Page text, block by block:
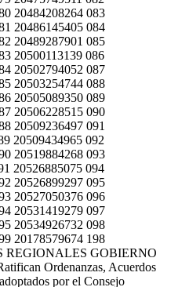
20484208264 083
20486145405 084
20489287901 085
20500113139 086
20502794052 087
20503254744 088
20505089350 089
20506228515 090
20509236497 091
20509434965 092
20519884268 093
20526885075 094
20526899297 095
20527050376 096
20531419279 097
20534926732 098
20178579674 198
REGIONALES GOBIERNO
Ordenanzas, Acuerdos
por el Consejo